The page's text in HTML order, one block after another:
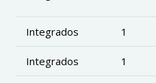
Integrados 1
Integrados 1